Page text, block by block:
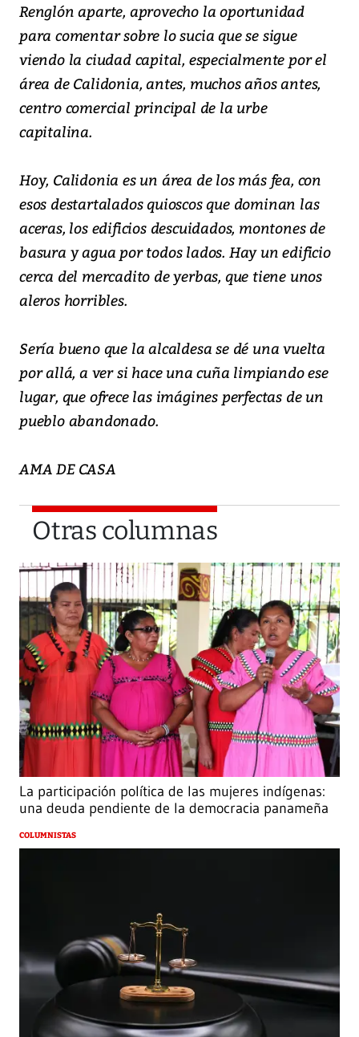
Renglón aparte, aprovecho la oportunidad
para comentar sobre lo sucia que se sigue
viendo la ciudad capital, especialmente por el
área de Calidonia, antes, muchos años antes,
centro comercial principal de la urbe
capitalina.
Hoy, Calidonia es un área de los más fea, con
esos destartalados quioscos que dominan las
aceras, los edificios descuidados, montones de
basura y agua por todos lados. Hay un edificio
cerca del mercadito de yerbas, que tiene unos
aleros horribles.
Sería bueno que la alcaldesa se dé una vuelta
por allá, a ver si hace una cuña limpiando ese
lugar, que ofrece las imágines perfectas de un
pueblo abandonado.
AMA DE CASA
Otras columnas
La participación política de las mujeres indígenas:
una deuda pendiente de la democracia panameña
COLUMNISTAS